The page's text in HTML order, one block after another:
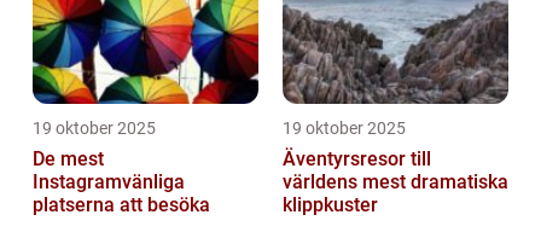
19 oktober 2025
De mest
Instagramvänliga
platserna att besöka
19 oktober 2025
Äventyrsresor till
världens mest dramatiska
klippkuster